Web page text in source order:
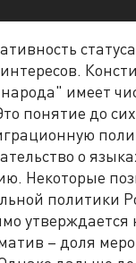
имеет
понятие до
о
Некоторые
политики
– доля